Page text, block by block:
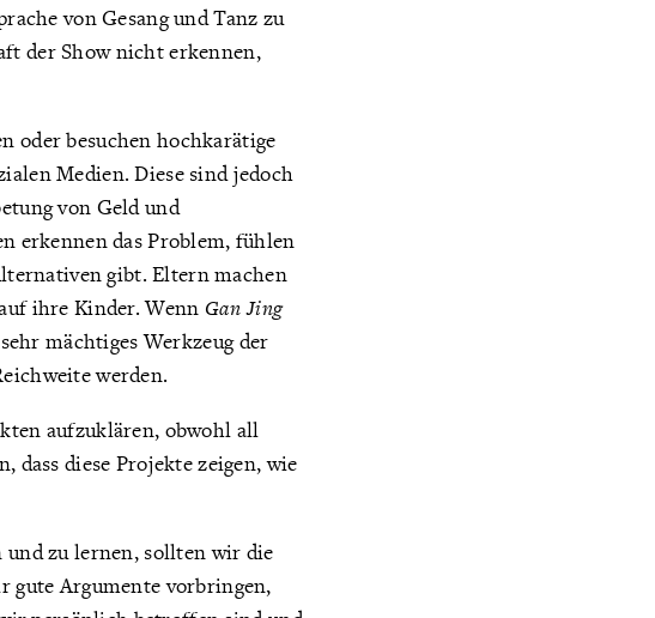
von Gesang und Tanz zu
der Show nicht erkennen,
oder besuchen hochkarätige
Medien. Diese sind jedoch
von Geld und
erkennen das Problem, fühlen
gibt. Eltern machen
ihre Kinder. Wenn Gan Jing
mächtiges Werkzeug der
werden.
aufzuklären, obwohl all
dass diese Projekte zeigen, wie
zu lernen, sollten wir die
gute Argumente vorbringen,